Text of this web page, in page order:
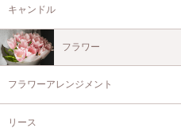
キャンドル
フラワー
フラワーアレンジメント
リース